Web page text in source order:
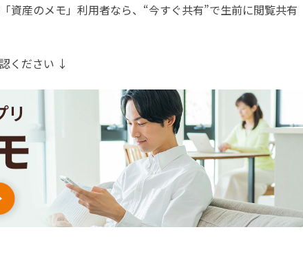
資産のメモ」利用者なら、“今すぐ共有”で生前に閲覧共有
ください ↓